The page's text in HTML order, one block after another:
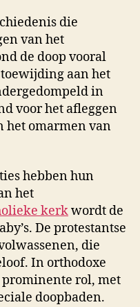
die
van het
de doop vooral
aan het
in
voor het afleggen
het omarmen van
hebben hun
het
kerkwordt de
De protestantse
die
In orthodoxe
prominente rol, met
doopbaden.